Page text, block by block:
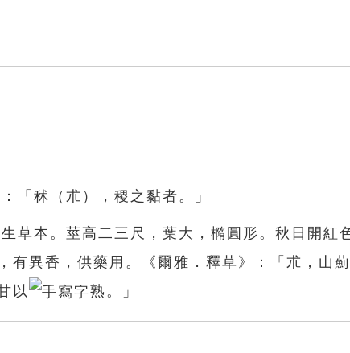
「秫（朮），稷之黏者。」
草本。莖高二三尺，葉大，橢圓形。秋日開紅
有異香，供藥用。《爾雅．釋草》：「朮，山
以
熟。」